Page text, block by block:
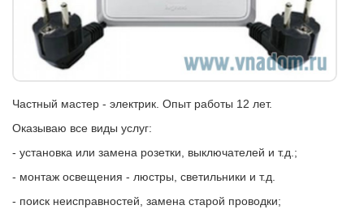
Частный мастер - электрик. Опыт работы 12 лет.
Оказываю все виды услуг:
- установка или замена розетки, выключателей и т.д.;
- монтаж освещения - люстры, светильники и т.д.
- поиск неисправностей, замена старой проводки;